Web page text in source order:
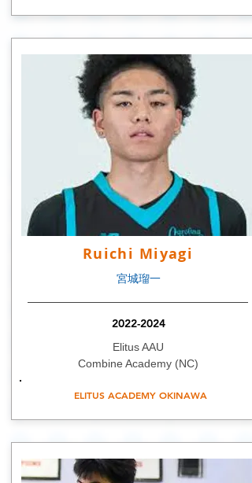
Ruichi Miyagi
宮城瑠一
2022-2024
Elitus AAU
Combine Academy (NC)
ELITUS ACADEMY OKINAWA